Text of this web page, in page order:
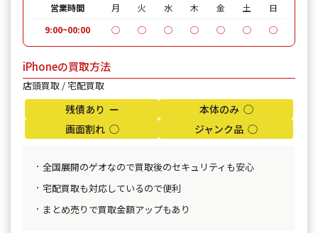
営業時間 月 火 水 木 金 土
日
9:00~00:00
◯ ◯ ◯ ◯ ◯ ◯ ◯
iPhoneの買取方法
店頭買取 / 宅配買取
残債あり ー
本体のみ ◯
画面割れ ◯
ジャンク品 ◯
全国展開のゲオなので買取後のセキュリティも安心
宅配買取も対応しているので便利
まとめ売りで買取金額アップもあり